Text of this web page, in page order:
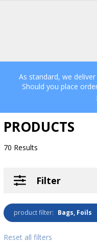
As standard, we
Should you place
PRODUCTS
70 Results
Filter
product filter: Bags, Foils
Reset all filters